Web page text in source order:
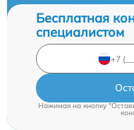
Бесплатная
специалистом
Нажимая на кнопку